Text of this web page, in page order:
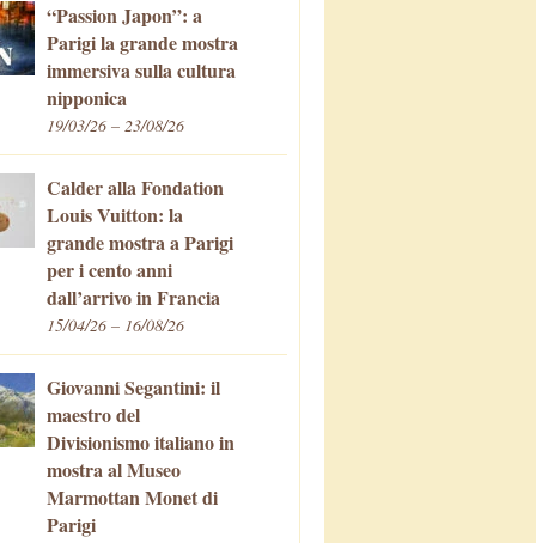
“Passion Japon”: a
Parigi la grande mostra
immersiva sulla cultura
nipponica
19/03/26 – 23/08/26
Calder alla Fondation
Louis Vuitton: la
grande mostra a Parigi
per i cento anni
dall’arrivo in Francia
15/04/26 – 16/08/26
Giovanni Segantini: il
maestro del
Divisionismo italiano in
mostra al Museo
Marmottan Monet di
Parigi